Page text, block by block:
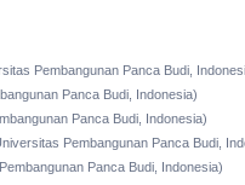
Pembangunan Panca Budi,
Panca Budi, Indonesia)
Panca Budi, Indonesia)
Pembangunan Panca Budi,
Panca Budi, Indonesia)